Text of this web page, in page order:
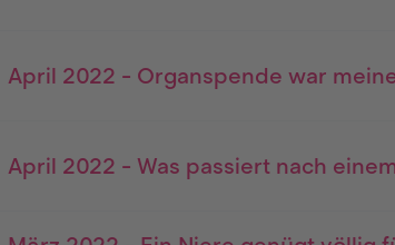
April 2022 - Organspende war
April 2022 - Was passiert nach